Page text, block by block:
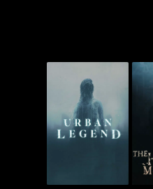
أسطورة حضرية